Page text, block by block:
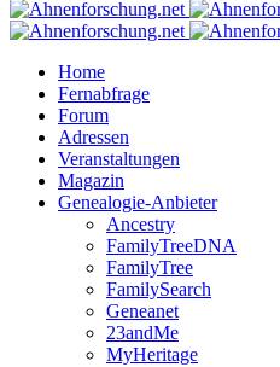
Home
Fernabfrage
Forum
Adressen
Veranstaltungen
Magazin
Genealogie-Anbieter
Ancestry
FamilyTreeDNA
FamilyTree
FamilySearch
Geneanet
23andMe
MyHeritage